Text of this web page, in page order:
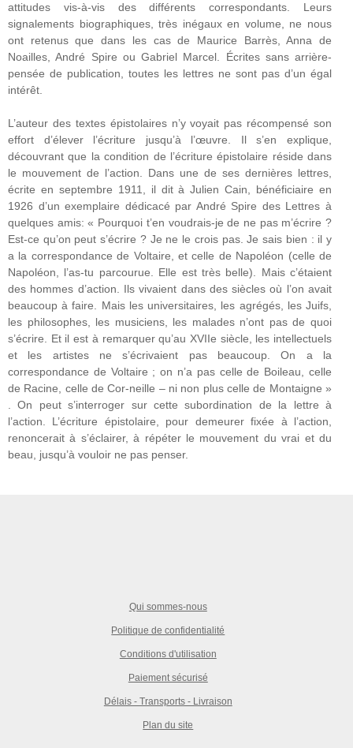
attitudes vis-à-vis des différents correspondants. Leurs
signalements biographiques, très inégaux en volume, ne nous
ont retenus que dans les cas de Maurice Barrès, Anna de
Noailles, André Spire ou Gabriel Marcel. Écrites sans arrière-
pensée de publication, toutes les lettres ne sont pas d’un égal
intérêt.
L’auteur des textes épistolaires n’y voyait pas récompensé son
effort d’élever l’écriture jusqu’à l’œuvre. Il s’en explique,
découvrant que la condition de l’écriture épistolaire réside dans
le mouvement de l’action. Dans une de ses dernières lettres,
écrite en septembre 1911, il dit à Julien Cain, bénéficiaire en
1926 d’un exemplaire dédicacé par André Spire des Lettres à
quelques amis: « Pourquoi t’en voudrais-je de ne pas m’écrire ?
Est-ce qu’on peut s’écrire ? Je ne le crois pas. Je sais bien : il y
a la correspondance de Voltaire, et celle de Napoléon (celle de
Napoléon, l’as-tu parcourue. Elle est très belle). Mais c’étaient
des hommes d’action. Ils vivaient dans des siècles où l’on avait
beaucoup à faire. Mais les universitaires, les agrégés, les Juifs,
les philosophes, les musiciens, les malades n’ont pas de quoi
s’écrire. Et il est à remarquer qu’au XVIIe siècle, les intellectuels
et les artistes ne s’écrivaient pas beaucoup. On a la
correspondance de Voltaire ; on n’a pas celle de Boileau, celle
de Racine, celle de Cor-neille – ni non plus celle de Montaigne »
. On peut s’interroger sur cette subordination de la lettre à
l’action. L’écriture épistolaire, pour demeurer fixée à l’action,
renoncerait à s’éclairer, à répéter le mouvement du vrai et du
beau, jusqu’à vouloir ne pas penser.
Qui sommes-nous
Politique de confidentialité
Conditions d'utilisation
Paiement sécurisé
Délais - Transports - Livraison
Plan du site